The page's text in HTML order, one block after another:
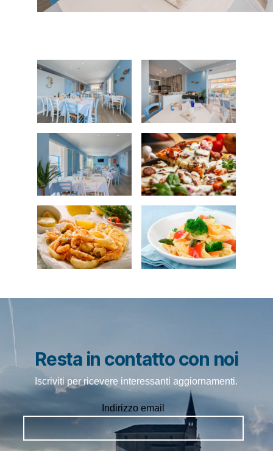
Resta in contatto con noi
Iscriviti per ricevere interessanti aggiornamenti.
Indirizzo email